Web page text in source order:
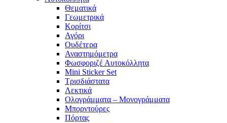
Θεματικά
Γεωμετρικά
Κορίτσι
Αγόρι
Ουδέτερα
Αναστημόμετρα
Φωσφοριζέ Αυτοκόλλητα
Mini Sticker Set
Tρισδιάστατα
Λεκτικά
Ολογράμματα – Μονογράμματα
Μπορντούρες
Πόρτας